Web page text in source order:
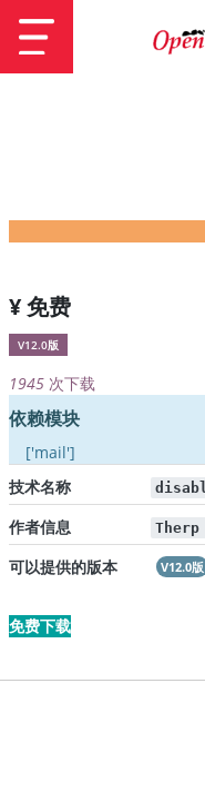
¥ 免费
V12.0版
1945 次下载
依赖模块
['mail']
技术名称
作者信息 Therp
可以提供的版本 V12.0版
免费下载